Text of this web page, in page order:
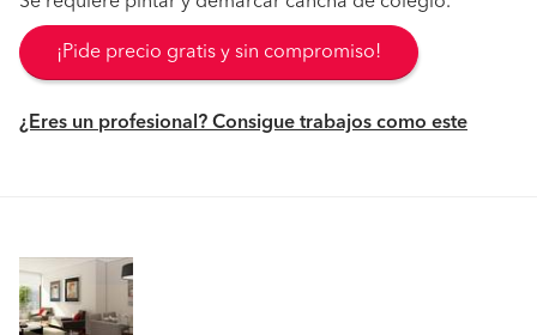
¡Pide precio gratis y sin compromiso!
¿Eres un profesional? Consigue trabajos como este